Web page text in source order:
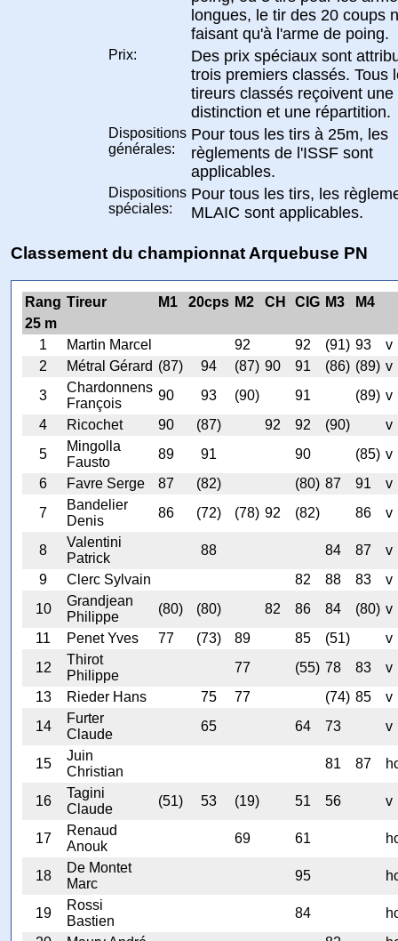
longues, le tir des 20 coups
faisant qu'à l'arme de poing.
Prix:
Des prix spéciaux sont
trois premiers classés. Tous
tireurs classés reçoivent une
distinction et une répartition.
Dispositions
générales:
Pour tous les tirs à 25m, les
règlements de l'ISSF sont
applicables.
Dispositions
spéciales:
Pour tous les tirs, les
MLAIC sont applicables.
Classement du championnat Arquebuse PN
Rang Tireur M1 20cps M2 CH CIG M3
M4
25 m
1
Martin Marcel 92 92 (91) 93
v
2
Métral Gérard (87) 94 (87) 90 91 (86) (89) v
3
Chardonnens
François
90 93 (90) 91 (89) v
4
Ricochet 90 (87) 92 92 (90)
v
5
Mingolla
Fausto
89 91 90 (85) v
6
Favre Serge 87 (82) (80) 87 91
v
7
Bandelier
Denis
86 (72) (78) 92 (82) 86 v
8
Valentini
Patrick
88 84 87
v
9
Clerc Sylvain 82 88 83
v
10
Grandjean
Philippe
(80) (80) 82 86 84 (80) v
11
Penet Yves 77 (73) 89 85 (51)
v
12
Thirot
Philippe
77 (55) 78 83
v
13
Rieder Hans 75 77 (74) 85
v
14
Furter
Claude
65 64 73 v
15
Juin
Christian
81 87
16
Tagini
Claude
(51) 53 (19) 51 56 v
17
Renaud
Anouk
69 61
18
De Montet
Marc
95
19
Rossi
Bastien
84